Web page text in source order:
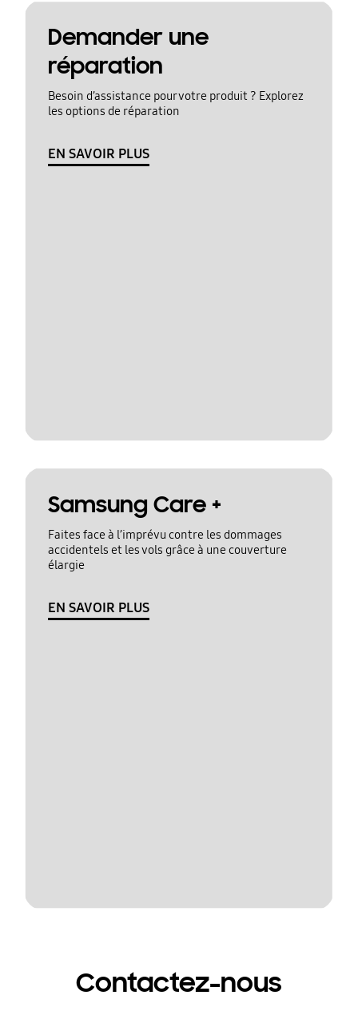
Demander une
réparation
Besoin d’assistance pour votre produit ? Explorez
les options de réparation
EN SAVOIR PLUS
Samsung Care +
Faites face à l’imprévu contre les dommages
accidentels et les vols grâce à une couverture
élargie
EN SAVOIR PLUS
Contactez-nous